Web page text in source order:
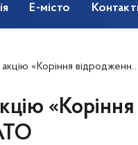
Е-місто
відродження та єднання» у зоні проведення АТО